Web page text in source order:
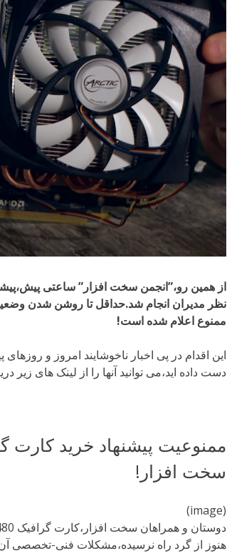
از همین رو،”انجمن سخت افزار” ساعتی
نظر مدیران انجام شد.حداقل تا روشن شدن
ممنوع اعلام شده است!
این اقدام در پی اخبار ناخوشایند امروز و
دست داده اید،می توانید آنها را از لینک های زیر
سخت افزار!
(image)
هنوز از گرد راه نرسیده،مشکلات فنی-تخصصی